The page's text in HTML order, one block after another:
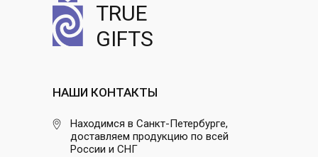
TRUE
GIFTS
НАШИ КОНТАКТЫ
Находимся в Санкт-Петербурге,
доставляем продукцию по всей
России и СНГ